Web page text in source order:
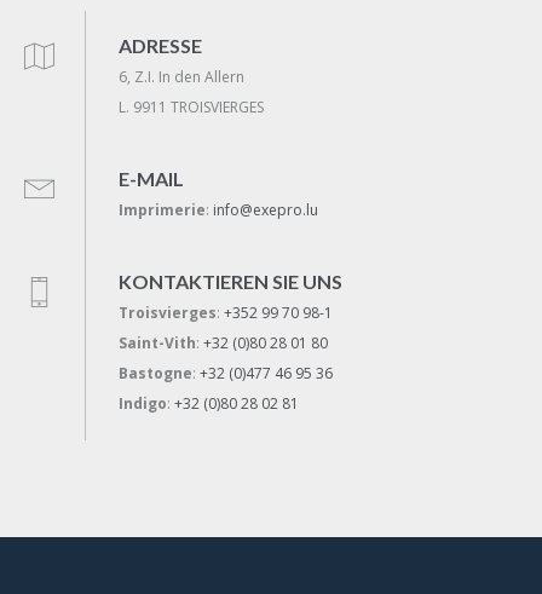
ADRESSE
6, Z.I. In den Allern
L. 9911 TROISVIERGES
E-MAIL
Imprimerie: info@exepro.lu
KONTAKTIEREN SIE UNS
Troisvierges: +352 99 70 98-1
Saint-Vith: +32 (0)80 28 01 80
Bastogne: +32 (0)477 46 95 36
Indigo: +32 (0)80 28 02 81